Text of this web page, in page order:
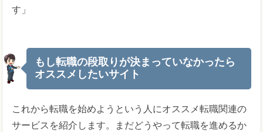
す」
もし転職の段取りが決まっていなかったら
オススメしたいサイト
これから転職を始めようという人にオススメ転職関連の
サービスを紹介します。まだどうやって転職を進めるか